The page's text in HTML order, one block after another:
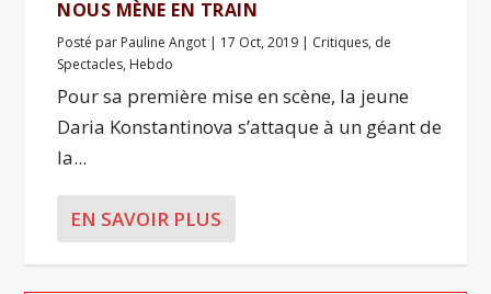
NOUS MÈNE EN TRAIN
Posté par Pauline Angot | 17 Oct, 2019 | Critiques, de
Spectacles, Hebdo
Pour sa première mise en scène, la jeune
Daria Konstantinova s’attaque à un géant de
la...
EN SAVOIR PLUS